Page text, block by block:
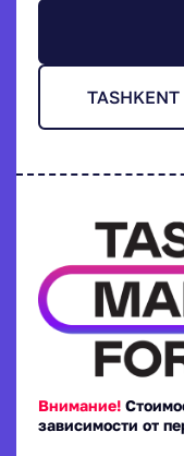
Внимание!
зависимости от